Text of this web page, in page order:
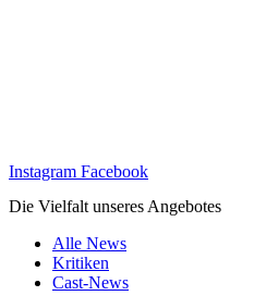
Instagram Facebook
Die Vielfalt unseres Angebotes
Alle News
Kritiken
Cast-News